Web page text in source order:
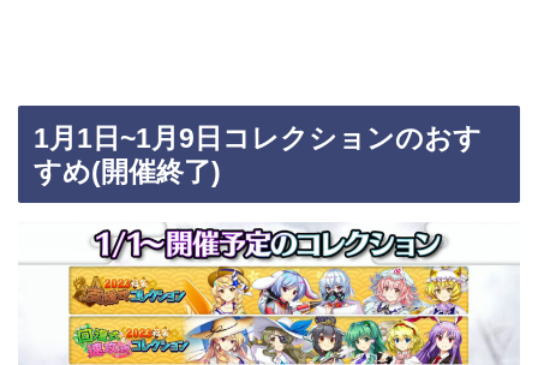
1月1日~1月9日コレクションのおす
すめ(開催終了)